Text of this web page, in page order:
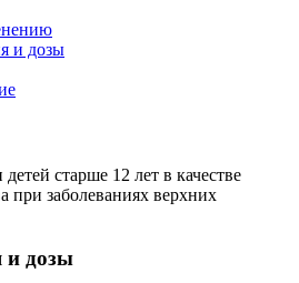
и дозы
старше 12 лет в качестве
при заболеваниях верхних
и дозы